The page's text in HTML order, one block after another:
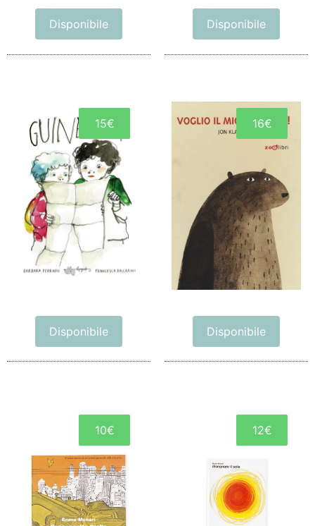
Disponibile Disponibile
Disponibile
15€
Disponibile
16€
10€ 12€